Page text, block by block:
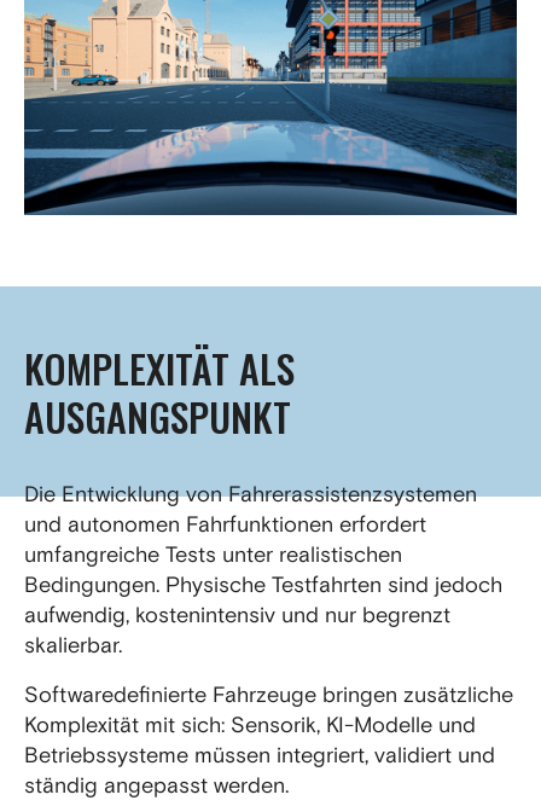
KOMPLEXITÄT ALS
AUSGANGSPUNKT
Die Entwicklung von Fahrerassistenzsystemen
und autonomen Fahrfunktionen erfordert
umfangreiche Tests unter realistischen
Bedingungen. Physische Testfahrten sind jedoch
aufwendig, kostenintensiv und nur begrenzt
skalierbar.
Softwaredefinierte Fahrzeuge bringen zusätzliche
Komplexität mit sich: Sensorik, KI-Modelle und
Betriebssysteme müssen integriert, validiert und
ständig angepasst werden.